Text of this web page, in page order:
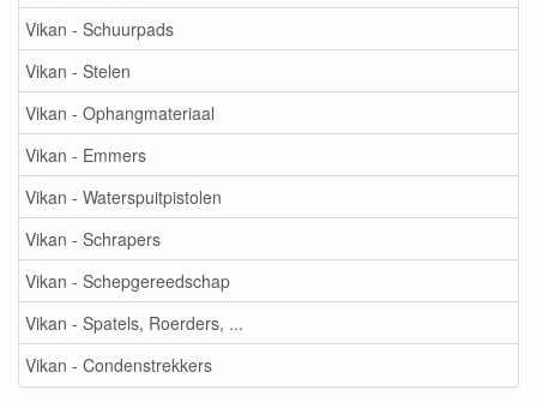
Vikan - Schuurpads
Vikan - Stelen
Vikan - Ophangmateriaal
Vikan - Emmers
Vikan - Waterspuitpistolen
Vikan - Schrapers
Vikan - Schepgereedschap
Vikan - Spatels, Roerders, ...
Vikan - Condenstrekkers